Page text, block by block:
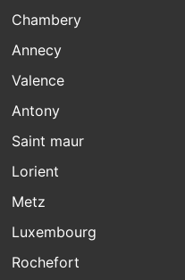
Chambery
Annecy
Valence
Antony
Saint maur
Lorient
Metz
Luxembourg
Rochefort